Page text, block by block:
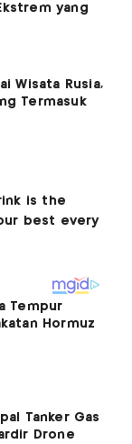
yang
Wisata Rusia,
Termasuk
Tempur
Hormuz
Tanker Gas
Drone